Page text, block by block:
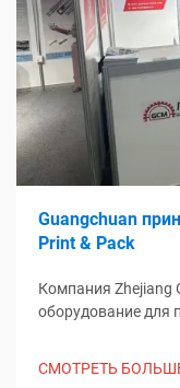
Guangchuan
Print & Pack
Компания Zhejiang
оборудование для
СМОТРЕТЬ